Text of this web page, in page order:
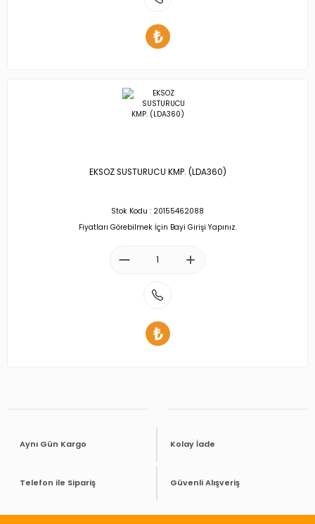
EKSOZ SUSTURUCU KMP. (LDA360)
Stok Kodu : 20155462088
Fiyatları Görebilmek İçin Bayi Girişi Yapınız.
Aynı Gün Kargo Kolay İade
Telefon ile Sipariş Güvenli Alışveriş